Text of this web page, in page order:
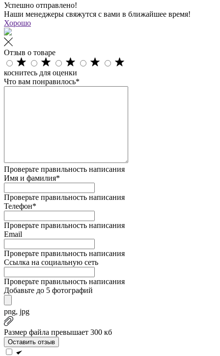
Успешно отправлено!
Наши менеджеры свяжутся с вами в ближайшее время!
Хорошо
Отзыв о товаре
коснитесь для оценки
Что вам понравилось*
Проверьте правильность написания
Имя и фамилия*
Проверьте правильность написания
Телефон*
Проверьте правильность написания
Email
Проверьте правильность написания
Ссылка на социальную сеть
Проверьте правильность написания
Добавьте до 5 фотографий
png, jpg
Размер файла превышает 300 кб
Оставить отзыв